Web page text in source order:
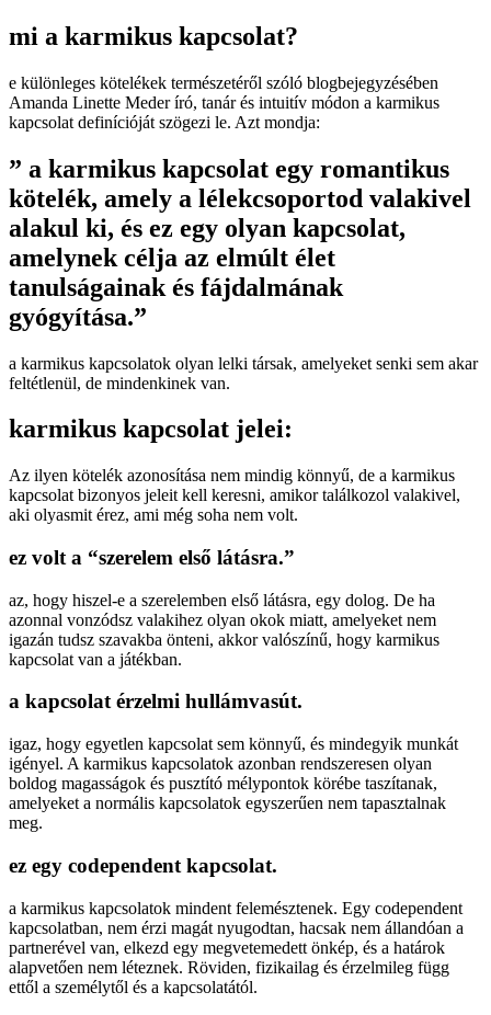
mi a karmikus kapcsolat?
e különleges kötelékek természetéről szóló blogbejegyzésében
Amanda Linette Meder író, tanár és intuitív módon a karmikus
kapcsolat definícióját szögezi le. Azt mondja:
” a karmikus kapcsolat egy romantikus
kötelék, amely a lélekcsoportod valakivel
alakul ki, és ez egy olyan kapcsolat,
amelynek célja az elmúlt élet
tanulságainak és fájdalmának
gyógyítása.”
a karmikus kapcsolatok olyan lelki társak, amelyeket senki sem akar
feltétlenül, de mindenkinek van.
karmikus kapcsolat jelei:
Az ilyen kötelék azonosítása nem mindig könnyű, de a karmikus
kapcsolat bizonyos jeleit kell keresni, amikor találkozol valakivel,
aki olyasmit érez, ami még soha nem volt.
ez volt a “szerelem első látásra.”
az, hogy hiszel-e a szerelemben első látásra, egy dolog. De ha
azonnal vonzódsz valakihez olyan okok miatt, amelyeket nem
igazán tudsz szavakba önteni, akkor valószínű, hogy karmikus
kapcsolat van a játékban.
a kapcsolat érzelmi hullámvasút.
igaz, hogy egyetlen kapcsolat sem könnyű, és mindegyik munkát
igényel. A karmikus kapcsolatok azonban rendszeresen olyan
boldog magasságok és pusztító mélypontok körébe taszítanak,
amelyeket a normális kapcsolatok egyszerűen nem tapasztalnak
meg.
ez egy codependent kapcsolat.
a karmikus kapcsolatok mindent felemésztenek. Egy codependent
kapcsolatban, nem érzi magát nyugodtan, hacsak nem állandóan a
partnerével van, elkezd egy megvetemedett önkép, és a határok
alapvetően nem léteznek. Röviden, fizikailag és érzelmileg függ
ettől a személytől és a kapcsolatától.